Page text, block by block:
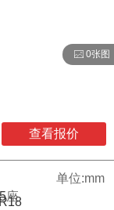
0张图
查看报价
单位:mm
5座